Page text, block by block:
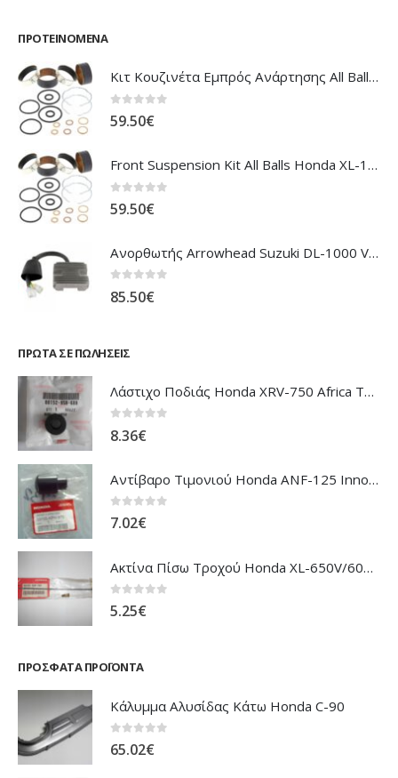
ΠΡΟΤΕΙΝΌΜΕΝΑ
Κιτ Κουζινέτα Εμπρός Ανάρτησης All Balls Honda CBR-1100XX Blackbird
59.50€
Front Suspension Kit All Balls Honda XL-1000V Varadero
59.50€
Ανορθωτής Arrowhead Suzuki DL-1000 V'Strom
85.50€
ΠΡΏΤΑ ΣΕ ΠΩΛΉΣΕΙΣ
Λάστιχο Ποδιάς Honda XRV-750 Africa Twin
8.36€
Αντίβαρο Τιμονιού Honda ANF-125 Innova
0out of 5
7.02€
Ακτίνα Πίσω Τροχού Honda XL-650V/600V Transalp
0 out of 5
5.25€
ΠΡΌΣΦΑΤΑ ΠΡΟΪΌΝΤΑ
Κάλυμμα Αλυσίδας Κάτω Honda C-90
0out of 5
65.02€